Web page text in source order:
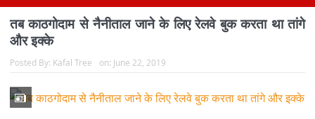
तब काठगोदाम से नैनीताल जाने के लिए रेलवे बुक करता था तांगे
और इक्के
Posted By: Kafal Tree on: June 22, 2019